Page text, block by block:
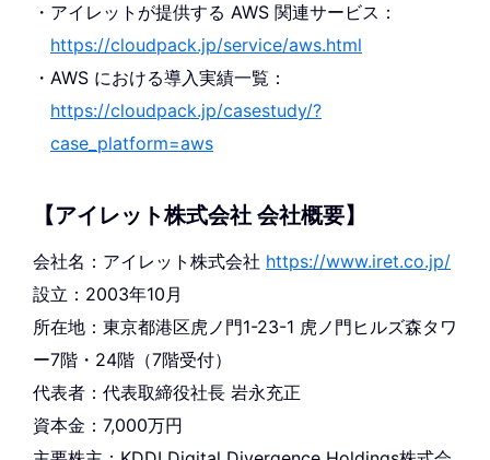
アイレットが提供する AWS 関連サービス：
https://cloudpack.jp/service/aws.html
AWS における導入実績一覧：
https://cloudpack.jp/casestudy/?
case_platform=aws
【アイレット株式会社 会社概要】
会社名：アイレット株式会社 https://www.iret.co.jp/
設立：2003年10月
所在地：東京都港区虎ノ門1-23-1 虎ノ門ヒルズ森タワ
ー7階・24階（7階受付）
代表者：代表取締役社長 岩永充正
資本金：7,000万円